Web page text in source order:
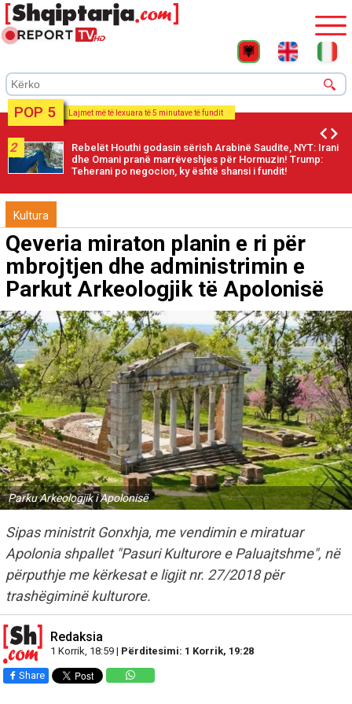
POP 5 Lajmet më të lexuara të 5 minutave të fundit
2
Rebelët Houthi godasin sërish Arabinë Saudite, NYT: Irani
dhe Omani pranë marrëveshjes për Hormuzin! Trump:
Teherani po negocion, ky është shansi i fundit!
Kultura
Qeveria miraton planin e ri për
mbrojtjen dhe administrimin e
Parkut Arkeologjik të Apolonisë
Parku Arkeologjik i Apolonisë
Sipas ministrit Gonxhja, me vendimin e miratuar
Apolonia shpallet "Pasuri Kulturore e Paluajtshme", në
përputhje me kërkesat e ligjit nr. 27/2018 për
trashëgiminë kulturore.
Redaksia
1 Korrik, 18:59 | Përditesimi: 1 Korrik, 19:28
Share